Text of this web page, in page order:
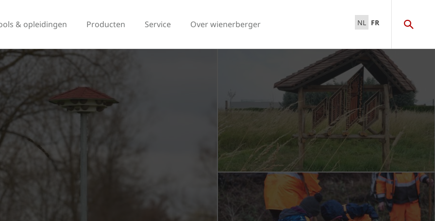
& opleidingen Producten Service Over wienerberger NL FR